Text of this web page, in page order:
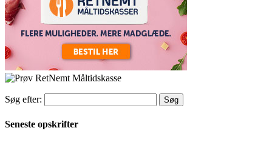
Søg efter:
Seneste opskrifter